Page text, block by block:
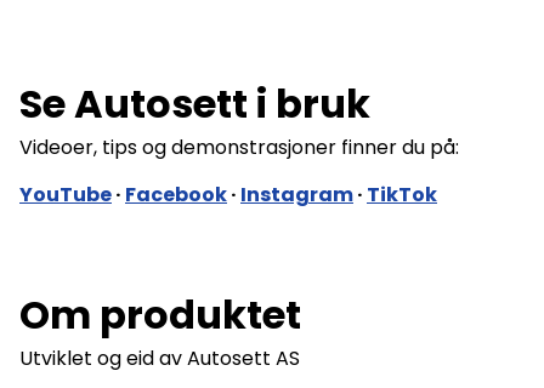
Se Autosett i bruk
Videoer, tips og demonstrasjoner finner du på:
YouTube· Facebook· Instagram· TikTok
Om produktet
Utviklet og eid av Autosett AS